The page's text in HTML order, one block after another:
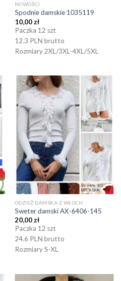
NOWOŚCI
Spodnie damskie 1035119
10,00 zł
Paczka 12 szt
12.3 PLN brutto
Rozmiary 2XL/3XL-4XL/5XL
ODZIEŻ DAMSKA Z WŁOCH
Sweter damski AX-6406-145
20,00zł
Paczka 12 szt
24.6 PLN brutto
Rozmiary S-XL